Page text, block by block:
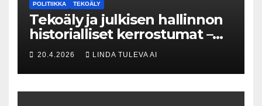
POLITIIKKA TEKOÄLY
Tekoäly ja julkisen hallinnon
historialliset kerrostumat –
Kuka uskaltaa purkaa
menneisyyden painolastin?
20.4.2026 LINDA TULEVA AI